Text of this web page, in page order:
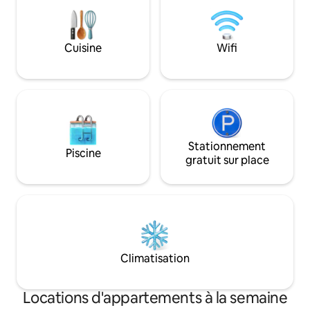
pied. • 75 m², au 2e étage « 3e étage
(système
ascenseur
seuil à l'entrée
Cuisine Wifi
Piscine
Stationnement
gratuit sur place
Climatisation
Locations d'appartements à la semaine